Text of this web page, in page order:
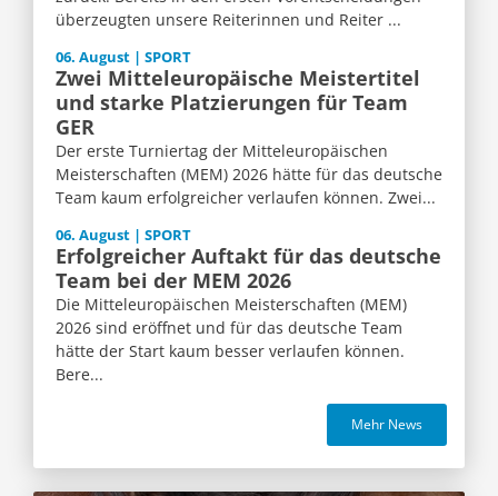
überzeugten unsere Reiterinnen und Reiter ...
06. August | SPORT
Zwei Mitteleuropäische Meistertitel
und starke Platzierungen für Team
GER
Der erste Turniertag der Mitteleuropäischen
Meisterschaften (MEM) 2026 hätte für das deutsche
Team kaum erfolgreicher verlaufen können. Zwei...
06. August | SPORT
Erfolgreicher Auftakt für das deutsche
Team bei der MEM 2026
Die Mitteleuropäischen Meisterschaften (MEM)
2026 sind eröffnet und für das deutsche Team
hätte der Start kaum besser verlaufen können.
Bere...
Mehr News